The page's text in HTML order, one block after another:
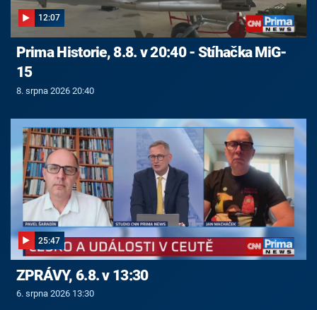
12:07
Prima Historie, 8.8. v 20:40 - Stíhačka MiG-
15
8. srpna 2026 20:40
25:47
ZPRÁVY, 6.8. v 13:30
6. srpna 2026 13:30